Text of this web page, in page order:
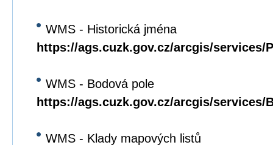
WMS - Historická jména
https://ags.cuzk.gov.cz/arcgis/services/
WMS - Bodová pole
https://ags.cuzk.gov.cz/arcgis/services/
WMS - Klady mapových listů